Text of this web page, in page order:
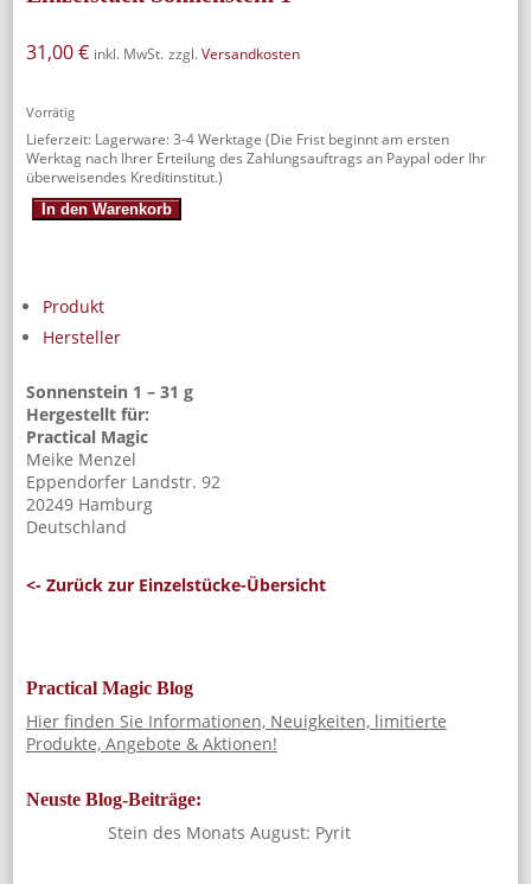
31,00€ inkl. MwSt. zzgl.Versandkosten
Vorrätig
Lieferzeit: Lagerware: 3-4 Werktage (Die Frist beginnt am ersten
Werktag nach Ihrer Erteilung des Zahlungsauftrags an Paypal oder Ihr
überweisendes Kreditinstitut.)
Einzelstück
In den Warenkorb
Produkt
Hersteller
Sonnenstein 1 – 31 g
Hergestellt für:
Practical Magic
Meike Menzel
Eppendorfer Landstr. 92
20249 Hamburg
Deutschland
<- Zurück zur Einzelstücke-Übersicht
Practical Magic Blog
Hier finden Sie Informationen, Neuigkeiten, limitierte
Produkte, Angebote & Aktionen!
Neuste Blog-Beiträge:
Stein des Monats August: Pyrit